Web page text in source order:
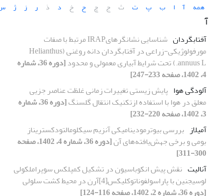
همه آ ا ب پ ت ث ج چ ح خ د ذ ر ز ژ
آ
آفتابگردان
شناسایی نشانگرهایIRAP مرتبط با صفات
مورفولوژیکی-زراعی در آفتابگردان دانه روغنی (Helianthus
annuus L.) تحت شرایط آبیاری معمولی و محدود
[دوره 36، شماره
4، 1402، صفحه 233-247]
آلودگی هوا پایش زیستی تغییرات زمانی غلظت عناصر جزیی
معلق در هوا با استفاده ازتکنیک انتقال گلسنگ
[دوره 36، شماره
3، 1402، صفحه 220-232]
آمیلاز بررسی بیوترمودینامیکی آنزیم سیکلومالتودکستریناز
بومی و برخی جهش‌یافته‌های آن
[دوره 36، شماره 4، 1402، صفحه
300-311]
آنالیت نقش پیش انکوباسیون در تشکیل کمپلکس سوپراملکولی
لوسیجنین با پاراسولفوناتوکلیکس[4]آرن در محیط کشت سلولی
[دوره 36، شماره 2، 1402، صفحه 116-124]